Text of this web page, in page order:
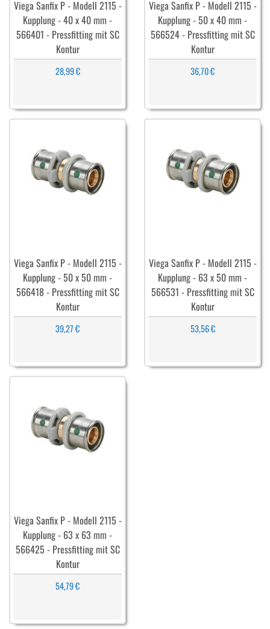
Viega Sanfix P - Modell 2115 -
Kupplung - 40 x 40 mm -
566401 - Pressfitting mit SC
Kontur
28,99 €
Viega Sanfix P - Modell 2115 -
Kupplung - 50 x 40 mm -
566524 - Pressfitting mit SC
Kontur
36,70 €
Viega Sanfix P - Modell 2115 -
Kupplung - 50 x 50 mm -
566418 - Pressfitting mit SC
Kontur
39,27 €
Viega Sanfix P - Modell 2115 -
Kupplung - 63 x 50 mm -
566531 - Pressfitting mit SC
Kontur
53,56 €
Viega Sanfix P - Modell 2115 -
Kupplung - 63 x 63 mm -
566425 - Pressfitting mit SC
Kontur
54,79 €